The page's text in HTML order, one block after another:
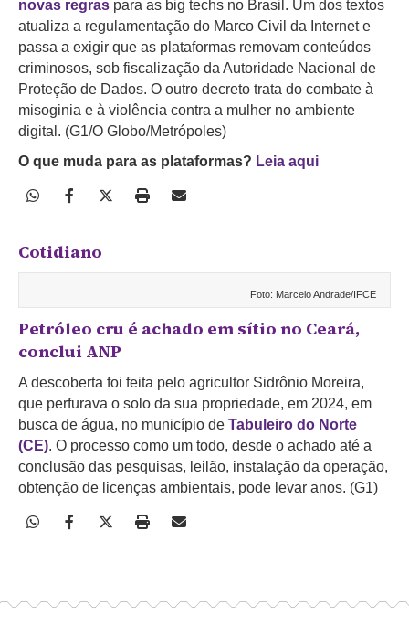
novas regras para as big techs no Brasil. Um dos textos
atualiza a regulamentação do Marco Civil da Internet e
passa a exigir que as plataformas removam conteúdos
criminosos, sob fiscalização da Autoridade Nacional de
Proteção de Dados. O outro decreto trata do combate à
misoginia e à violência contra a mulher no ambiente
digital. (G1/O Globo/Metrópoles)
O que muda para as plataformas? Leia aqui
Cotidiano
Foto: Marcelo Andrade/IFCE
Petróleo cru é achado em sítio no Ceará,
conclui ANP
A descoberta foi feita pelo agricultor Sidrônio Moreira,
que perfurava o solo da sua propriedade, em 2024, em
busca de água, no município de Tabuleiro do Norte
(CE). O processo como um todo, desde o achado até a
conclusão das pesquisas, leilão, instalação da operação,
obtenção de licenças ambientais, pode levar anos. (G1)